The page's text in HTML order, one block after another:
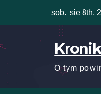
sob.. sie 8th,
O tym